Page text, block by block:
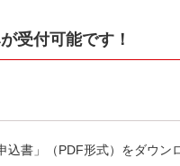
受付可能です！
込書」（PDF形式）をダウン